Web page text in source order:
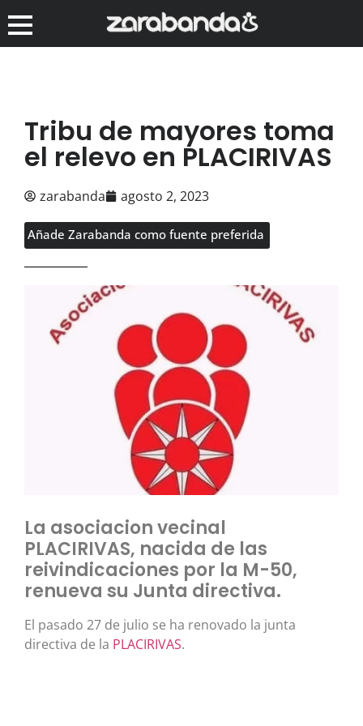
Tribu de mayores toma
el relevo en PLACIRIVAS
zarabanda agosto 2, 2023
Añade Zarabanda como fuente preferida
La asociacion vecinal
PLACIRIVAS, nacida de las
reivindicaciones por la M-50,
renueva su Junta directiva.
El pasado 27 de julio se ha renovado la junta
directiva de la PLACIRIVAS.